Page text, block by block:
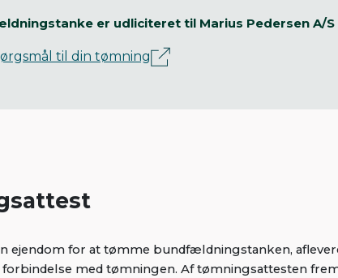
er udliciteret til Marius Pedersen A/S
til din tømning
ejendom for at tømme bundfældningstanken,
med tømningen. Af tømningsattesten